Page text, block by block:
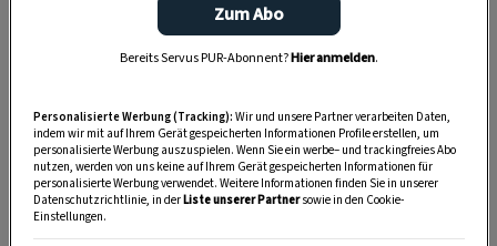
Niemals abgehoben, aber stets
hochwertiger Produkte aus der Region
und mit saisonalen Zutaten möchte ich
zeitgemäße und jahreszeitlich
Zum Abo
Bereits Servus PUR-Abonnent?Hier anmelden.
Personalisierte Werbung (Tracking): Wir und unsere Partner verarbeiten Daten,
indem wir mit auf Ihrem Gerät gespeicherten Informationen Profile erstellen, um
personalisierte Werbung auszuspielen. Wenn Sie ein werbe– und trackingfreies Abo
nutzen, werden von uns keine auf Ihrem Gerät gespeicherten Informationen für
personalisierte Werbung verwendet. Weitere Informationen finden Sie in unserer
Datenschutzrichtlinie, in derListe unserer Partnersowie in den Cookie-
Einstellungen.